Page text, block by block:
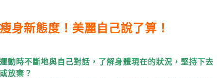
瘦身新態度！美麗自己說了算！
運動時不斷地與自己對話，了解身體現在的狀況，堅持下去
或放棄？